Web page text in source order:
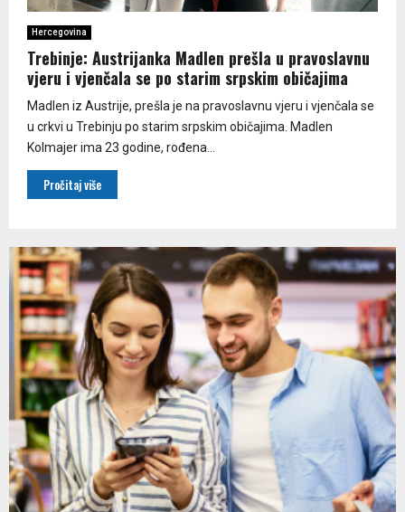
Hercegovina
Trebinje: Austrijanka Madlen prešla u pravoslavnu
vjeru i vjenčala se po starim srpskim običajima
Madlen iz Austrije, prešla je na pravoslavnu vjeru i vjenčala se
u crkvi u Trebinju po starim srpskim običajima. Madlen
Kolmajer ima 23 godine, rođena...
Pročitaj više